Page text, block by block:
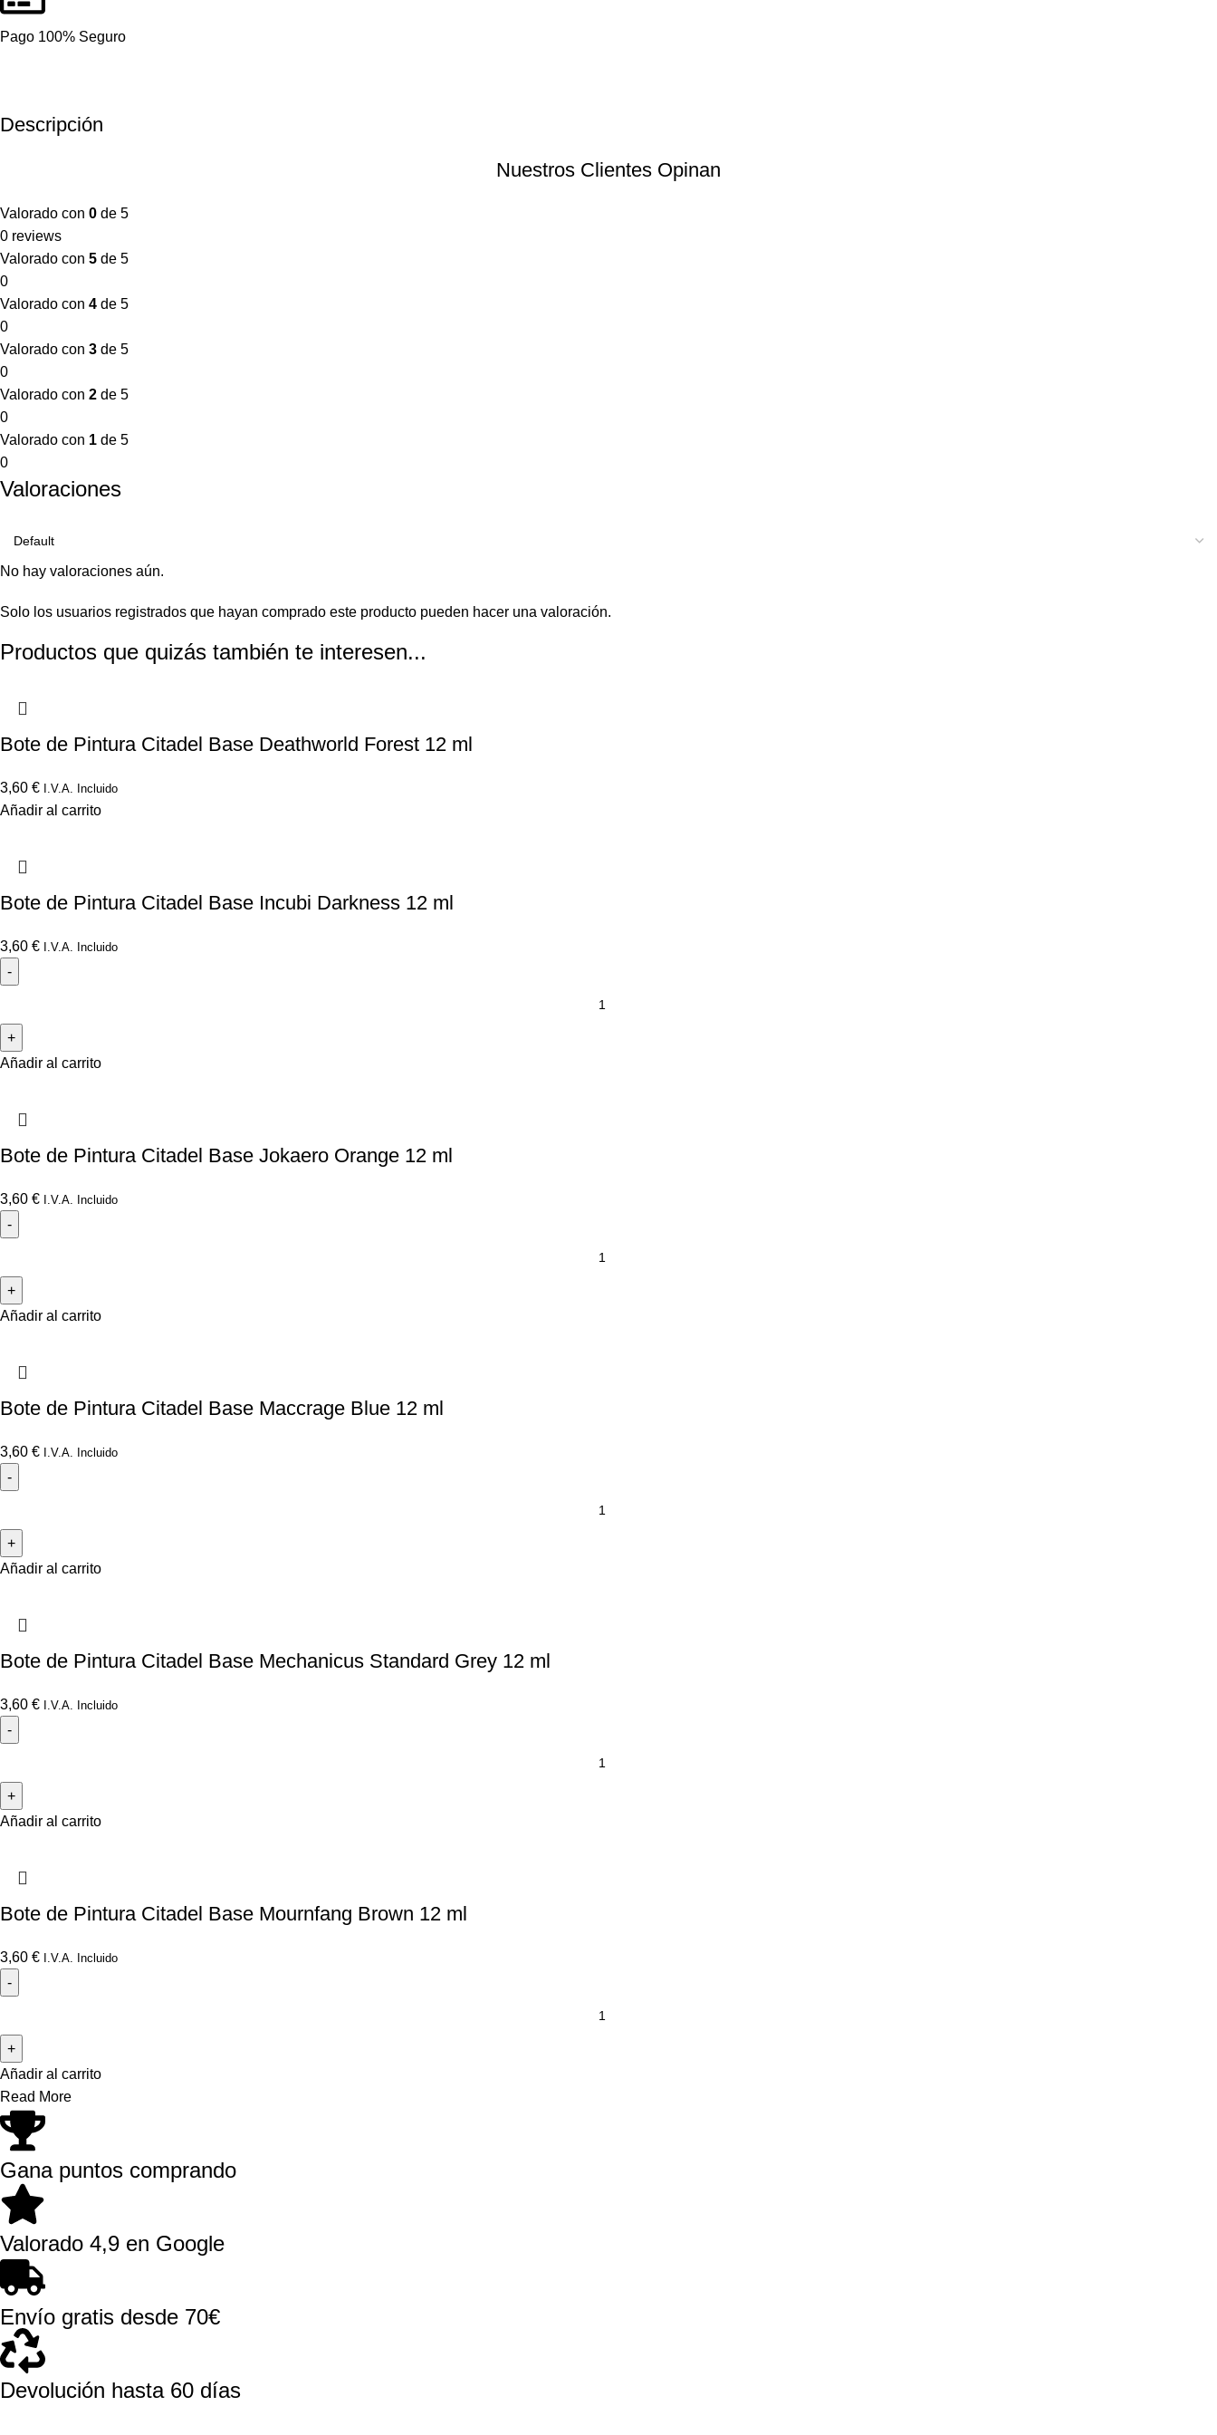
Pago 100% Seguro
Descripción
Nuestros Clientes Opinan
Valorado con 0 de 5
0 reviews
Valorado con 5 de 5
0
Valorado con 4 de 5
0
Valorado con 3 de 5
0
Valorado con 2 de 5
0
Valorado con 1 de 5
0
Valoraciones
No hay valoraciones aún.
Solo los usuarios registrados que hayan comprado este producto pueden hacer una valoración.
Productos que quizás también te interesen...
Bote de Pintura Citadel Base Deathworld Forest 12 ml
3,60 € I.V.A. Incluido
Añadir al carrito
Bote de Pintura Citadel Base Incubi Darkness 12 ml
3,60 € I.V.A. Incluido
Añadir al carrito
Bote de Pintura Citadel Base Jokaero Orange 12 ml
3,60 € I.V.A. Incluido
Añadir al carrito
Bote de Pintura Citadel Base Maccrage Blue 12 ml
3,60 € I.V.A. Incluido
Añadir al carrito
Bote de Pintura Citadel Base Mechanicus Standard Grey 12 ml
3,60 € I.V.A. Incluido
Añadir al carrito
Bote de Pintura Citadel Base Mournfang Brown 12 ml
3,60 € I.V.A. Incluido
Añadir al carrito
Read More
Gana puntos comprando
Valorado 4,9 en Google
Envío gratis desde 70€
Devolución hasta 60 días